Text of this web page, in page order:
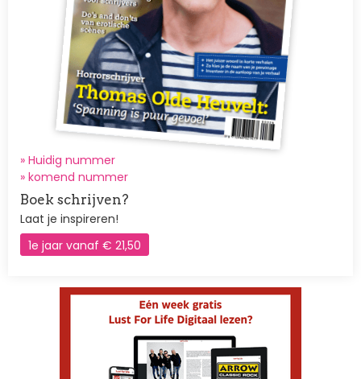
» Huidig nummer
» komend nummer
Boek schrijven?
Laat je inspireren!
1e jaar vanaf € 21,50